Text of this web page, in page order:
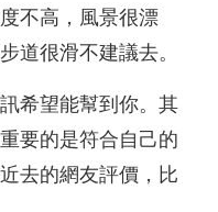
不高，風景很漂
道很滑不建議去。
希望能幫到你。其
要的是符合自己的
去的網友評價，比